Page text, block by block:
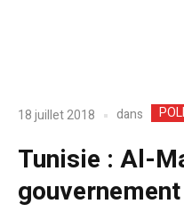
18 juillet 2018 dans
Tunisie : Al-